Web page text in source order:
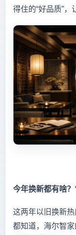
得住的“好品质”，
今年换新都有啥
这两年以旧换新
都知道，海尔智